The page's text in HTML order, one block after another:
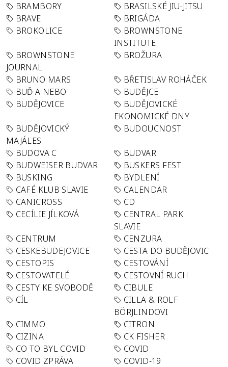
BRAMBORY
BRASILSKÉ JIU-JITSU
BRAVE
BRIGÁDA
BROKOLICE
BROWNSTONE
INSTITUTE
BROWNSTONE
JOURNAL
BROŽURA
BRUNO MARS
BŘETISLAV ROHÁČEK
BUĎ A NEBO
BUDĚJCE
BUDĚJOVICE
BUDĚJOVICKÉ
EKONOMICKÉ DNY
BUDĚJOVICKÝ
MAJÁLES
BUDOUCNOST
BUDOVA C
BUDVAR
BUDWEISER BUDVAR
BUSKERS FEST
BUSKING
BYDLENÍ
CAFÉ KLUB SLAVIE
CALENDAR
CANICROSS
CD
CECÍLIE JÍLKOVÁ
CENTRAL PARK
SLAVIE
CENTRUM
CENZURA
CESKEBUDEJOVICE
CESTA DO BUDĚJOVIC
CESTOPIS
CESTOVÁNÍ
CESTOVATELÉ
CESTOVNÍ RUCH
CESTY KE SVOBODĚ
CIBULE
CÍL
CILLA & ROLF
BÖRJLINDOVI
CIMMO
CITRON
CIZINA
CK FISHER
CO TO BYL COVID
COVID
COVID ZPRÁVA
COVID-19